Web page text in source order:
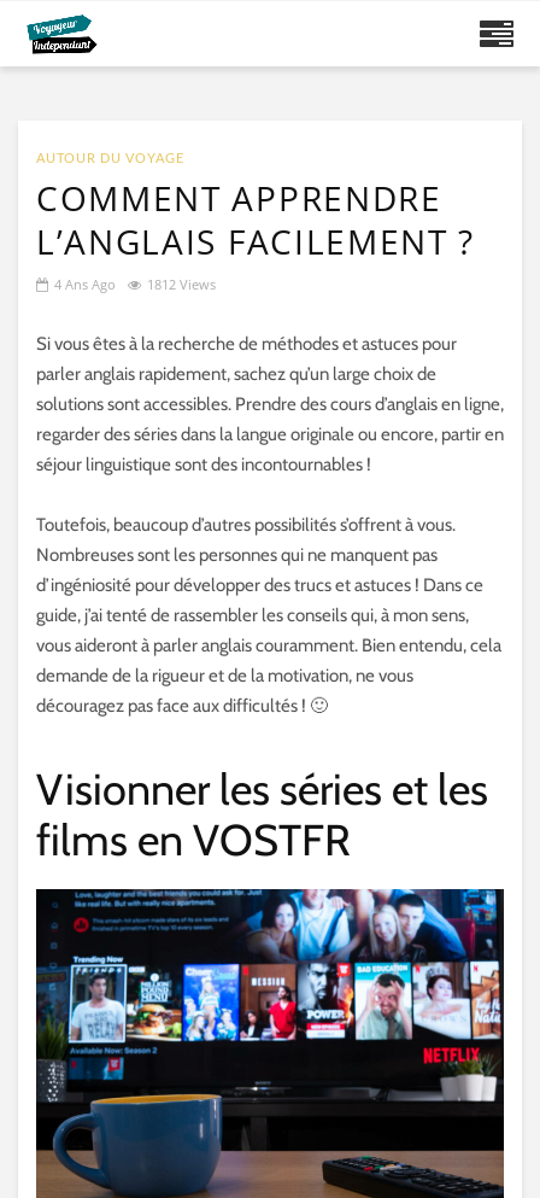
AUTOUR DU VOYAGE
COMMENT APPRENDRE
L’ANGLAIS FACILEMENT ?
4 Ans Ago 1812 Views
Si vous êtes à la recherche de méthodes et astuces pour
parler anglais rapidement, sachez qu’un large choix de
solutions sont accessibles. Prendre des cours d’anglais en ligne,
regarder des séries dans la langue originale ou encore, partir en
séjour linguistique sont des incontournables !
Toutefois, beaucoup d’autres possibilités s’offrent à vous.
Nombreuses sont les personnes qui ne manquent pas
d’ingéniosité pour développer des trucs et astuces ! Dans ce
guide, j’ai tenté de rassembler les conseils qui, à mon sens,
vous aideront à parler anglais couramment. Bien entendu, cela
demande de la rigueur et de la motivation, ne vous
découragez pas face aux difficultés ! 🙂
Visionner les séries et les
films en VOSTFR